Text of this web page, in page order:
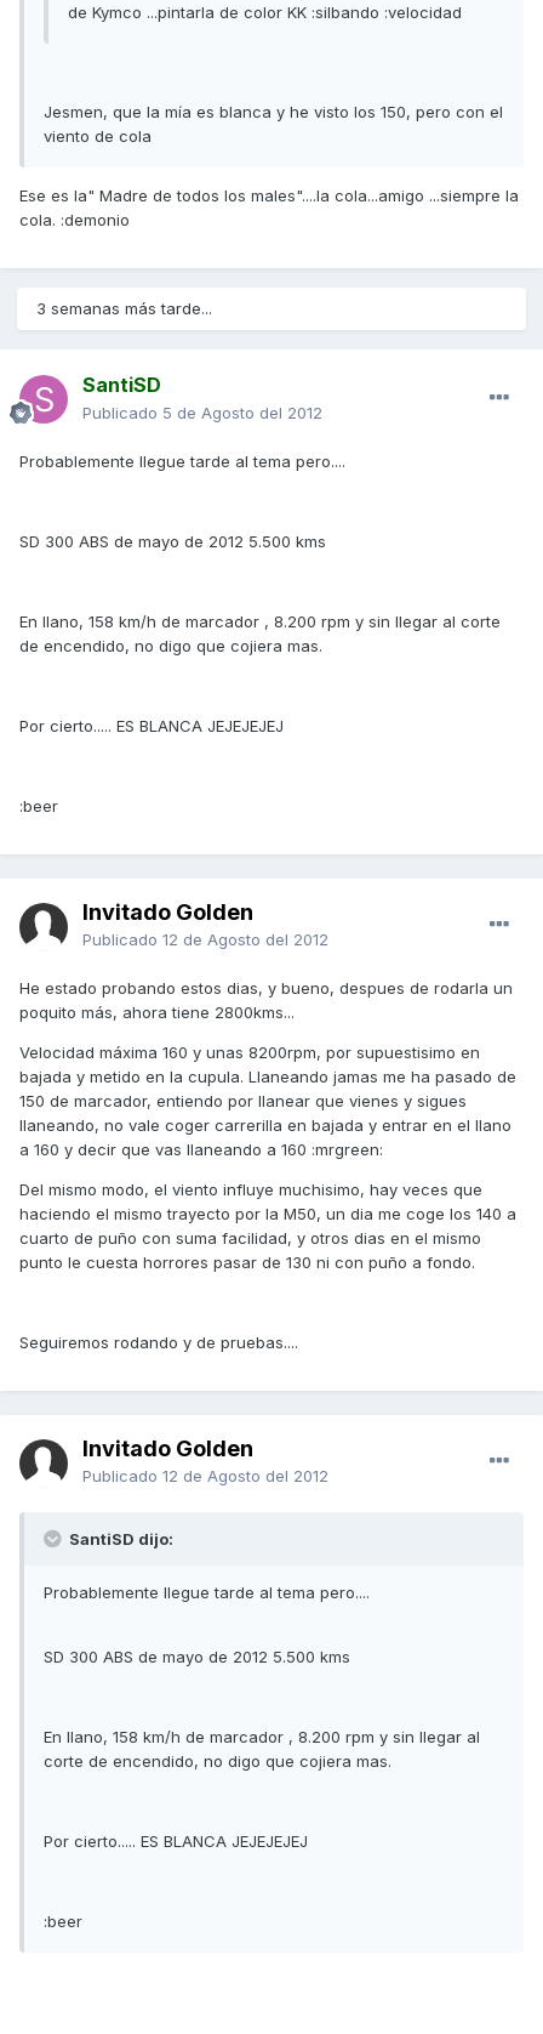
de Kymco ...pintarla de color KK :silbando :velocidad
Jesmen, que la mía es blanca y he visto los 150, pero con el
viento de cola
Ese es la" Madre de todos los males"....la cola...amigo ...siempre la
cola. :demonio
3 semanas más tarde...
SantiSD
Publicado 5 de Agosto del 2012
Probablemente llegue tarde al tema pero....
SD 300 ABS de mayo de 2012 5.500 kms
En llano, 158 km/h de marcador , 8.200 rpm y sin llegar al corte
de encendido, no digo que cojiera mas.
Por cierto..... ES BLANCA JEJEJEJEJ
:beer
Invitado Golden
Publicado 12 de Agosto del 2012
He estado probando estos dias, y bueno, despues de rodarla un
poquito más, ahora tiene 2800kms...
Velocidad máxima 160 y unas 8200rpm, por supuestisimo en
bajada y metido en la cupula. Llaneando jamas me ha pasado de
150 de marcador, entiendo por llanear que vienes y sigues
llaneando, no vale coger carrerilla en bajada y entrar en el llano
a 160 y decir que vas llaneando a 160 :mrgreen:
Del mismo modo, el viento influye muchisimo, hay veces que
haciendo el mismo trayecto por la M50, un dia me coge los 140 a
cuarto de puño con suma facilidad, y otros dias en el mismo
punto le cuesta horrores pasar de 130 ni con puño a fondo.
Seguiremos rodando y de pruebas....
Invitado Golden
Publicado 12 de Agosto del 2012
SantiSD dijo:
Probablemente llegue tarde al tema pero....
SD 300 ABS de mayo de 2012 5.500 kms
En llano, 158 km/h de marcador , 8.200 rpm y sin llegar al
corte de encendido, no digo que cojiera mas.
Por cierto..... ES BLANCA JEJEJEJEJ
:beer